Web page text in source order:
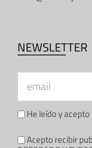
NEWSLETTER
He leído y acepto
Acepto recibir